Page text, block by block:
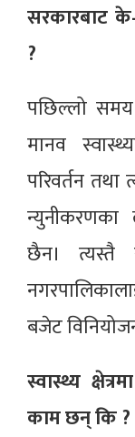
सरकारबाट
?
पछिल्लो समय
मानव
परिवर्तन
छैन। त्यस्तै
बजेट
स्वास्थ्य
काम छन् कि ?